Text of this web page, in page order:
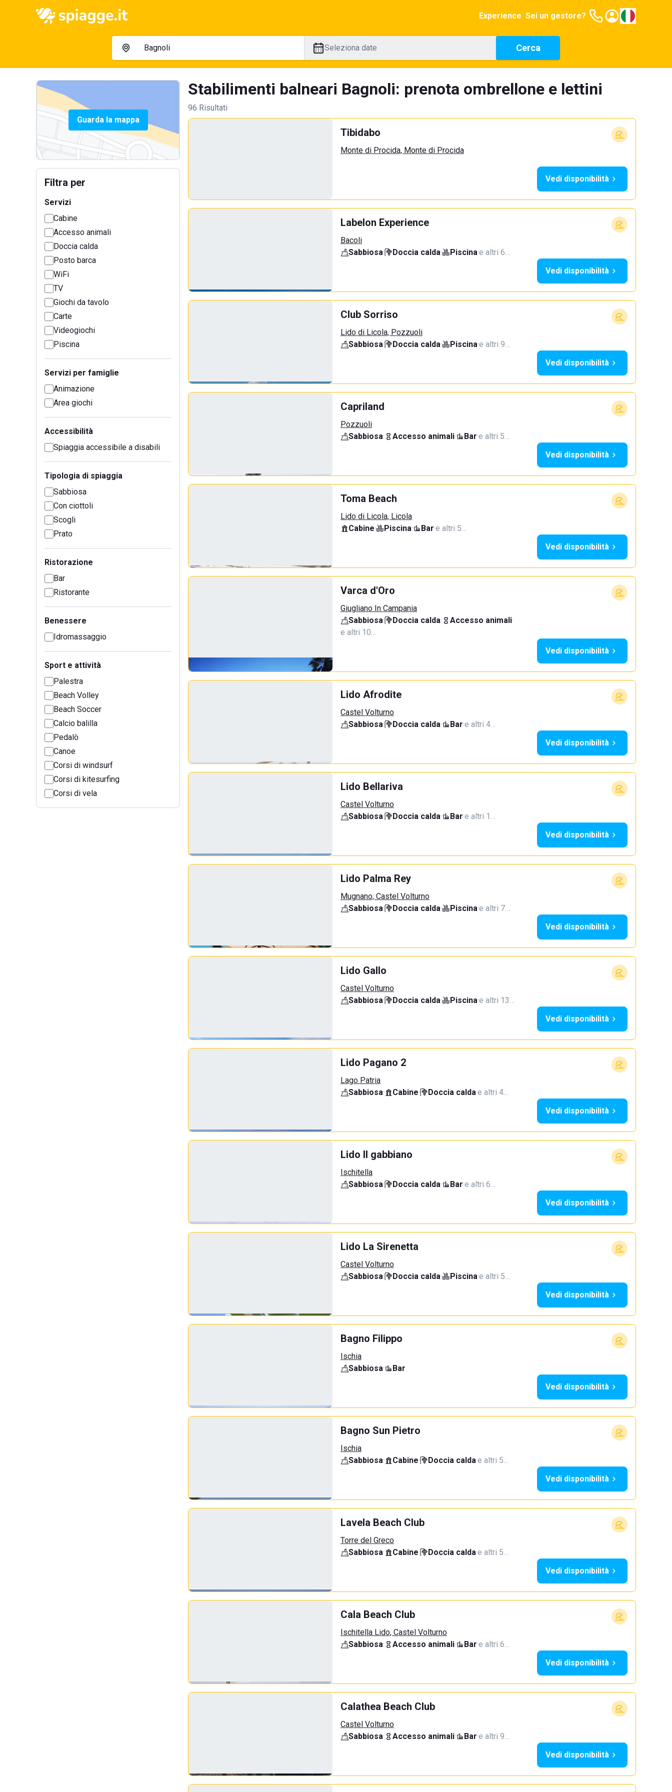
Experience Sei un gestore?
Seleziona date Cerca
Guarda la mappa
Filtra per
Servizi
Cabine
Accesso animali
Doccia calda
Posto barca
WiFi
TV
Giochi da tavolo
Carte
Videogiochi
Piscina
Servizi per famiglie
Animazione
Area giochi
Accessibilità
Spiaggia accessibile a disabili
Tipologia di spiaggia
Sabbiosa
Con ciottoli
Scogli
Prato
Ristorazione
Bar
Ristorante
Benessere
Idromassaggio
Sport e attività
Palestra
Beach Volley
Beach Soccer
Calcio balilla
Pedalò
Canoe
Corsi di windsurf
Corsi di kitesurfing
Corsi di vela
Stabilimenti balneari Bagnoli: prenota ombrellone e lettini
96 Risultati
Tibidabo
Monte di Procida, Monte di Procida
Vedi disponibilità
Labelon Experience
Bacoli
Sabbiosa· Doccia calda· Piscina·e altri 6…
Vedi disponibilità
Club Sorriso
Lido di Licola, Pozzuoli
Sabbiosa· Doccia calda· Piscina·e altri 9…
Vedi disponibilità
Capriland
Pozzuoli
Sabbiosa· Accesso animali· Bar·e altri 5…
Vedi disponibilità
Toma Beach
Lido di Licola, Licola
Cabine· Piscina· Bar·e altri 5…
Vedi disponibilità
Varca d'Oro
Giugliano In Campania
Sabbiosa· Doccia calda· Accesso animali·
e altri 10…
Vedi disponibilità
Lido Afrodite
Castel Volturno
Sabbiosa· Doccia calda· Bar·e altri 4…
Vedi disponibilità
Lido Bellariva
Castel Volturno
Sabbiosa· Doccia calda· Bar·e altri 1…
Vedi disponibilità
Lido Palma Rey
Mugnano, Castel Volturno
Sabbiosa· Doccia calda· Piscina·e altri 7…
Vedi disponibilità
Lido Gallo
Castel Volturno
Sabbiosa· Doccia calda· Piscina·e altri 13…
Vedi disponibilità
Lido Pagano 2
Lago Patria
Sabbiosa· Cabine· Doccia calda·e altri 4…
Vedi disponibilità
Lido Il gabbiano
Ischitella
Sabbiosa· Doccia calda· Bar·e altri 6…
Vedi disponibilità
Lido La Sirenetta
Castel Volturno
Sabbiosa· Doccia calda· Piscina·e altri 5…
Vedi disponibilità
Bagno Filippo
Ischia
Sabbiosa·
Bar
Vedi disponibilità
Bagno Sun Pietro
Ischia
Sabbiosa· Cabine· Doccia calda·e altri 5…
Vedi disponibilità
Lavela Beach Club
Torre del Greco
Sabbiosa· Cabine· Doccia calda·e altri 5…
Vedi disponibilità
Cala Beach Club
Ischitella Lido, Castel Volturno
Sabbiosa· Accesso animali· Bar·e altri 6…
Vedi disponibilità
Calathea Beach Club
Castel Volturno
Sabbiosa· Accesso animali· Bar·e altri 9…
Vedi disponibilità